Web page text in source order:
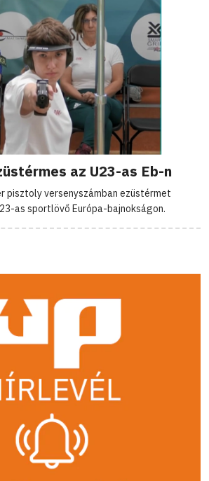
az U23-as Eb-n
pisztoly versenyszámban ezüstérmet
as sportlövő Európa-bajnokságon.